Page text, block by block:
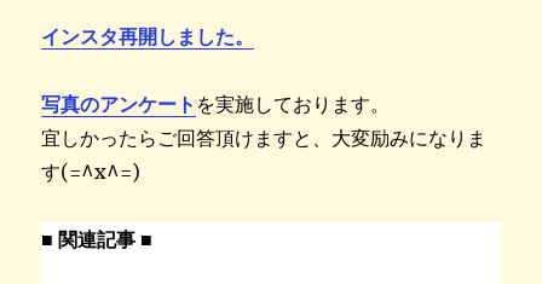
インスタ再開しました。
写真のアンケート を実施しております。
宜しかったらご回答頂けますと、大変励みになりま
す(=^x^=)
■ 関連記事 ■